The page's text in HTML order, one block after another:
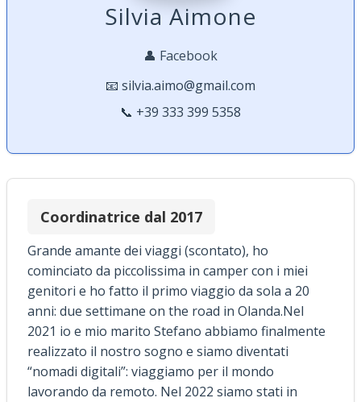
Silvia Aimone
👤 Facebook
📧 silvia.aimo@gmail.com
📞 +39 333 399 5358
Coordinatrice dal 2017
Grande amante dei viaggi (scontato), ho
cominciato da piccolissima in camper con i miei
genitori e ho fatto il primo viaggio da sola a 20
anni: due settimane on the road in Olanda.Nel
2021 io e mio marito Stefano abbiamo finalmente
realizzato il nostro sogno e siamo diventati
“nomadi digitali”: viaggiamo per il mondo
lavorando da remoto. Nel 2022 siamo stati in